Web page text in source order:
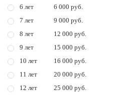
6 лет
6 000 руб.
7 лет
9 000 руб.
8 лет
12 000 руб.
9 лет
15 000 руб.
10 лет
16 000 руб.
11 лет
20 000 руб.
12 лет
25 000 руб.